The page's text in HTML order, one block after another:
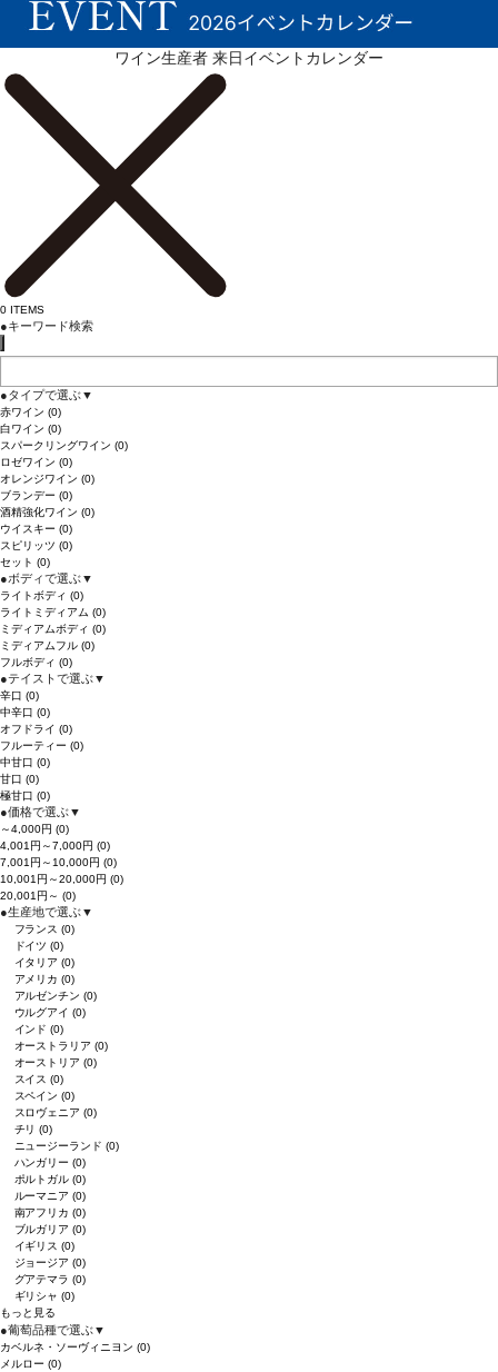
ワイン生産者 来日イベントカレンダー
0 ITEMS
●キーワード検索
●タイプで選ぶ▼
赤ワイン (0)
白ワイン (0)
スパークリングワイン (0)
ロゼワイン (0)
オレンジワイン (0)
ブランデー (0)
酒精強化ワイン (0)
ウイスキー (0)
スピリッツ (0)
セット (0)
●ボディで選ぶ▼
ライトボディ (0)
ライトミディアム (0)
ミディアムボディ (0)
ミディアムフル (0)
フルボディ (0)
●テイストで選ぶ▼
辛口 (0)
中辛口 (0)
オフドライ (0)
フルーティー (0)
中甘口 (0)
甘口 (0)
極甘口 (0)
●価格で選ぶ▼
～4,000円 (0)
4,001円～7,000円 (0)
7,001円～10,000円 (0)
10,001円～20,000円 (0)
20,001円～ (0)
●生産地で選ぶ▼
フランス(0)
ドイツ(0)
イタリア(0)
アメリカ(0)
アルゼンチン(0)
ウルグアイ(0)
インド(0)
オーストラリア(0)
オーストリア(0)
スイス(0)
スペイン(0)
スロヴェニア(0)
チリ(0)
ニュージーランド(0)
ハンガリー(0)
ポルトガル(0)
ルーマニア(0)
南アフリカ(0)
ブルガリア(0)
イギリス(0)
ジョージア(0)
グアテマラ(0)
ギリシャ(0)
もっと見る
●葡萄品種で選ぶ▼
カベルネ・ソーヴィニヨン (0)
メルロー (0)